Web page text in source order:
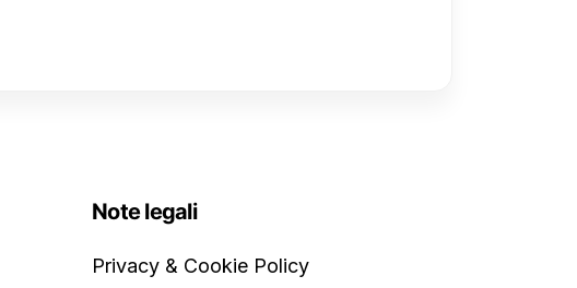
Note legali
Privacy & Cookie Policy